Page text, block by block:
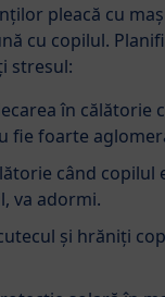
pleacă cu
cu copilul.
stresul:
în călătorie
fie foarte
când copilul
va adormi.
și hrăniți